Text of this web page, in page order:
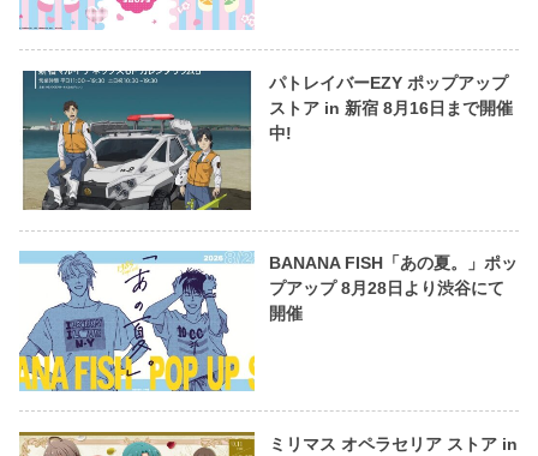
パトレイバーEZY ポップアップ
ストア in 新宿 8月16日まで開催
中!
BANANA FISH「あの夏。」ポッ
プアップ 8月28日より渋谷にて
開催
ミリマス オペラセリア ストア in